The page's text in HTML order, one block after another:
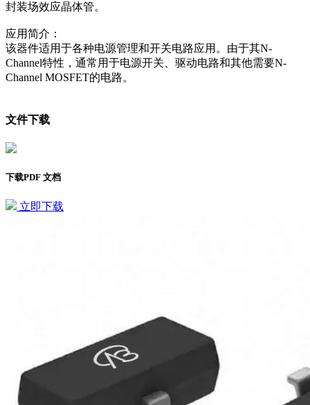
封装场效应晶体管。
应用简介：
该器件适用于各种电源管理和开关电路应用。由于其N-
Channel特性，通常用于电源开关、驱动电路和其他需要N-
Channel MOSFET的电路。
文件下载
下载PDF 文档
立即下载